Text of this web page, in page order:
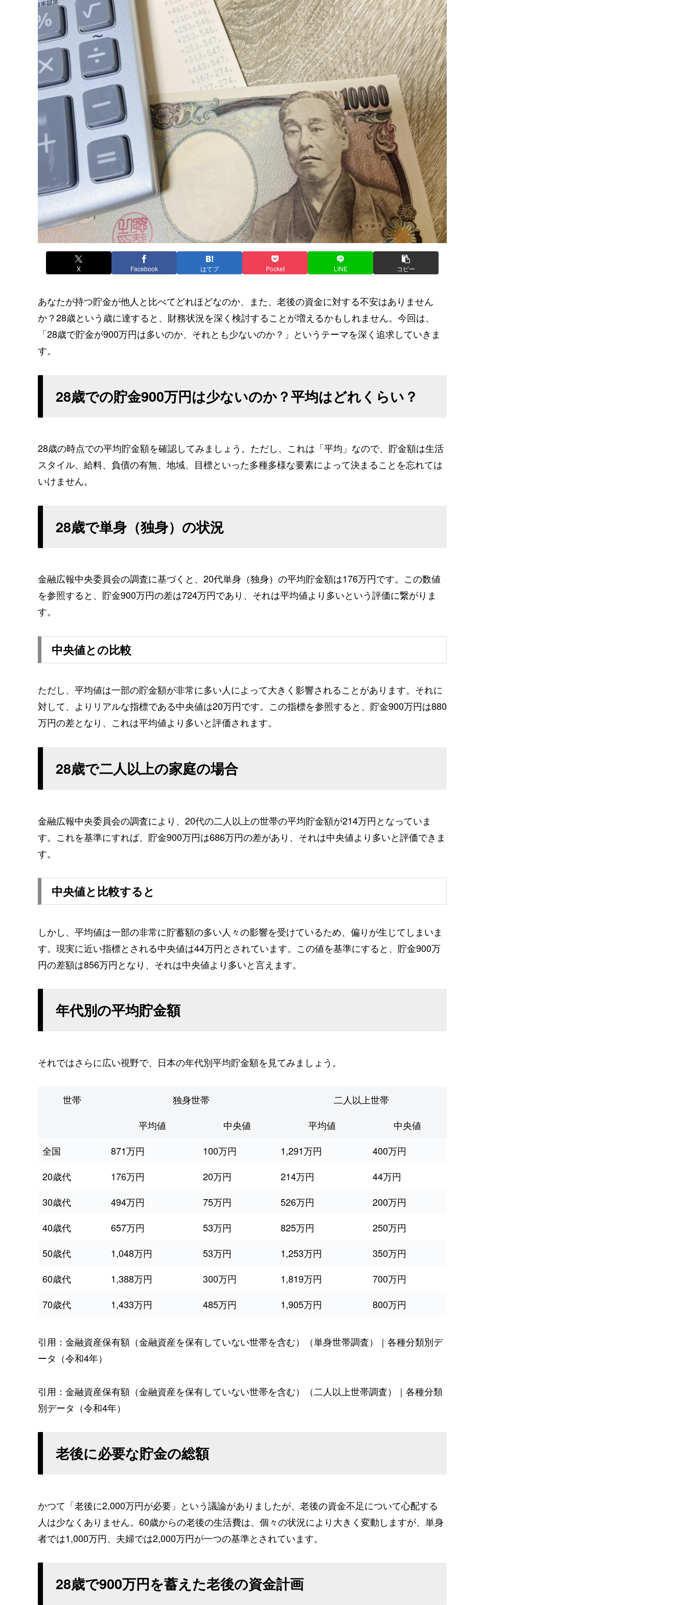
X Facebook はてブ Pocket LINE コピー
あなたが持つ貯金が他人と比べてどれほどなのか、また、老後の資金に対する不安はありません
か？28歳という歳に達すると、財務状況を深く検討することが増えるかもしれません。今回は、
「28歳で貯金が900万円は多いのか、それとも少ないのか？」というテーマを深く追求していきま
す。
28歳での貯金900万円は少ないのか？平均はどれくらい？
28歳の時点での平均貯金額を確認してみましょう。ただし、これは「平均」なので、貯金額は生活
スタイル、給料、負債の有無、地域、目標といった多種多様な要素によって決まることを忘れては
いけません。
28歳で単身（独身）の状況
金融広報中央委員会の調査に基づくと、20代単身（独身）の平均貯金額は176万円です。この数値
を参照すると、貯金900万円の差は724万円であり、それは平均値より多いという評価に繋がりま
す。
中央値との比較
ただし、平均値は一部の貯金額が非常に多い人によって大きく影響されることがあります。それに
対して、よりリアルな指標である中央値は20万円です。この指標を参照すると、貯金900万円は880
万円の差となり、これは平均値より多いと評価されます。
28歳で二人以上の家庭の場合
金融広報中央委員会の調査により、20代の二人以上の世帯の平均貯金額が214万円となっていま
す。これを基準にすれば、貯金900万円は686万円の差があり、それは中央値より多いと評価できま
す。
中央値と比較すると
しかし、平均値は一部の非常に貯蓄額の多い人々の影響を受けているため、偏りが生じてしまいま
す。現実に近い指標とされる中央値は44万円とされています。この値を基準にすると、貯金900万
円の差額は856万円となり、それは中央値より多いと言えます。
年代別の平均貯金額
それではさらに広い視野で、日本の年代別平均貯金額を見てみましょう。
世帯 独身世帯
二人以上世帯
平均値
中央値 平均値
中央値
全国
871万円 100万円 1,291万円
400万円
20歳代
176万円 20万円 214万円
44万円
30歳代
494万円 75万円 526万円
200万円
40歳代
657万円 53万円 825万円
250万円
50歳代
1,048万円 53万円 1,253万円
350万円
60歳代
1,388万円 300万円 1,819万円
700万円
70歳代
1,433万円 485万円 1,905万円 800万円
引用：金融資産保有額（金融資産を保有していない世帯を含む）（単身世帯調査）｜各種分類別デ
ータ（令和4年）
引用：金融資産保有額（金融資産を保有していない世帯を含む）（二人以上世帯調査）｜各種分類
別データ（令和4年）
老後に必要な貯金の総額
かつて「老後に2,000万円が必要」という議論がありましたが、老後の資金不足について心配する
人は少なくありません。60歳からの老後の生活費は、個々の状況により大きく変動しますが、単身
者では1,000万円、夫婦では2,000万円が一つの基準とされています。
28歳で900万円を蓄えた老後の資金計画